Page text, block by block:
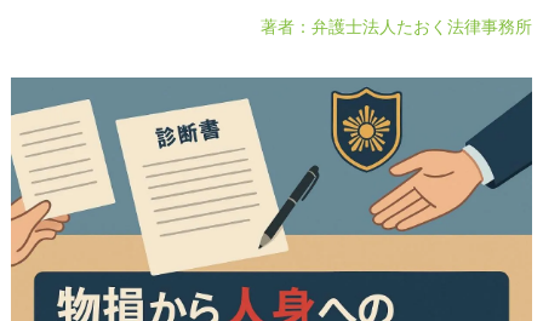
著者：弁護士法人たおく法律事務所